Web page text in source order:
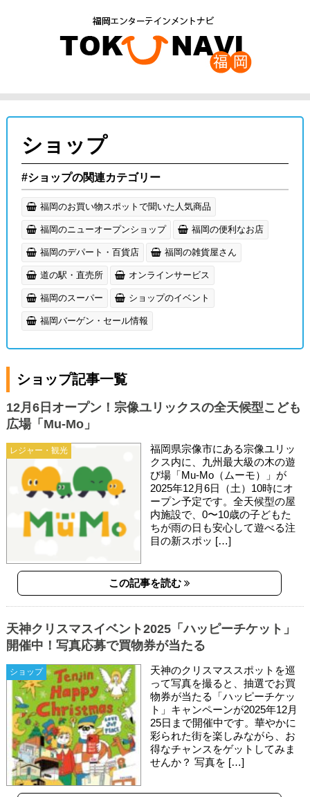
ショップ
#ショップの関連カテゴリー
福岡のお買い物スポットで聞いた人気商品
福岡のニューオープンショップ 福岡の便利なお店
福岡のデパート・百貨店 福岡の雑貨屋さん
道の駅・直売所 オンラインサービス
福岡のスーパー ショップのイベント
福岡バーゲン・セール情報
ショップ記事一覧
レジャー・観光
12月6日オープン！宗像ユリックスの全天候型こども
広場「Mu-Mo」
福岡県宗像市にある宗像ユリッ
クス内に、九州最大級の木の遊
び場「Mu-Mo（ムーモ）」が
2025年12月6日（土）10時にオ
ープン予定です。全天候型の屋
内施設で、0〜10歳の子どもた
ちが雨の日も安心して遊べる注
目の新スポッ […]
この記事を読む
ショップ
天神クリスマスイベント2025「ハッピーチケット」
開催中！写真応募で買物券が当たる
天神のクリスマススポットを巡
って写真を撮ると、抽選でお買
物券が当たる「ハッピーチケッ
ト」キャンペーンが2025年12月
25日まで開催中です。華やかに
彩られた街を楽しみながら、お
得なチャンスをゲットしてみま
せんか？ 写真を […]